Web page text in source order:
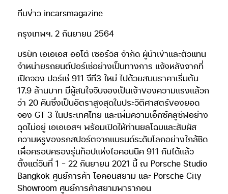
ทีมข่าว incarsmagazine
กรุงเทพฯ. 2 กันยายน 2564
บริษัท เอเอเอส ออโต้ เซอร์วิส จำกัด ผู้นำเข้าและตัวแทน
จำหน่ายรถยนต์ปอร์เช่อย่างเป็นทางการ แจ้งหลังจากที่
เปิดจอง ปอร์เช่ 911 จีที3 ใหม่ ไปด้วยสนนราคาเริ่มต้น
17.9 ล้านบาท มีผู้สนใจจับจองเป็นเจ้าของความแรงแล้วก
ว่า 20 คันซึ่งเป็นอัตราสูงสุดในประวัติศาสตร์ของยอด
จอง GT 3 ในประเทศไทย และเพิ่มความเอ็กซ์คลูซีฟอย่าง
ฉุดไม่อยู่ เอเอเอสฯ พร้อมเปิดให้ท่านยลโฉมและสัมผัส
ความหรูของรถสปอร์ตจากแบรนด์ระดับโลกอย่างใกล้ชิด
เพื่อครอบครองรุ่นท็อปแห่งไอคอนนิค 911 กันได้แล้ว
ตั้งแต่วันที่ 1 – 22 กันยายน 2021 นี้ ณ Porsche Studio
Bangkok ศูนย์การค้า ไอคอนสยาม และ Porsche City
Showroom ศูนย์การค้าสยามพารากอน